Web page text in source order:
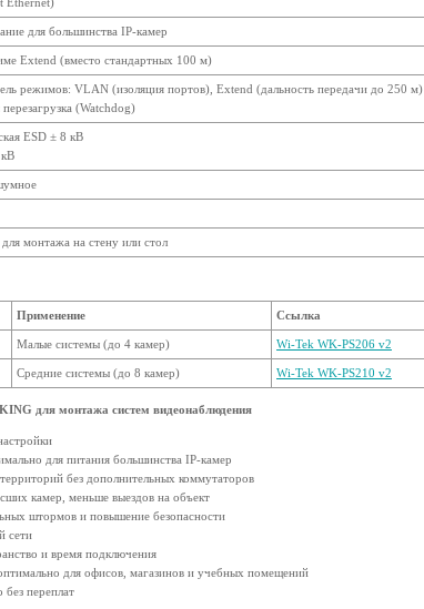
для большинства IP-камер
Extend (вместо стандартных 100 м)
режимов: VLAN (изоляция портов), Extend (дальность передачи до 250 м)
(Watchdog)
ESD ± 8 кВ
монтажа на стену или стол
Применение Ссылка
Малые системы (до 4 камер) Wi-Tek WK-PS206 v2
Средние системы (до 8 камер) Wi-Tek WK-PS210 v2
для монтажа систем видеонаблюдения
для питания большинства IP-камер
без дополнительных коммутаторов
камер, меньше выездов на объект
штормов и повышение безопасности
сети
и время подключения
для офисов, магазинов и учебных помещений
без переплат